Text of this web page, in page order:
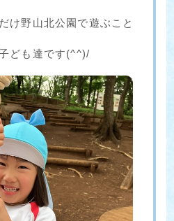
け野山北公園で遊ぶこと
ども達です(^^)/